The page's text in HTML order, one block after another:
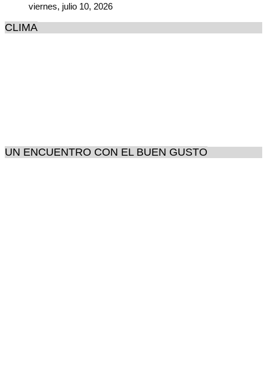
viernes, julio 10, 2026
CLIMA
UN ENCUENTRO CON EL BUEN GUSTO